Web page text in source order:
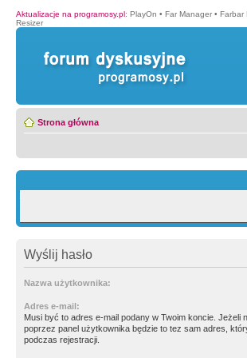
Aktualizacje na programosy.pl: PlayOn • Far Manager • Farbar
Resizer
Strona główna
Wyślij hasło
Nazwa użytkownika:
Adres e-mail:
Musi być to adres e-mail podany w Twoim koncie. Jeżeli
poprzez panel użytkownika będzie to tez sam adres,
podczas rejestracji.